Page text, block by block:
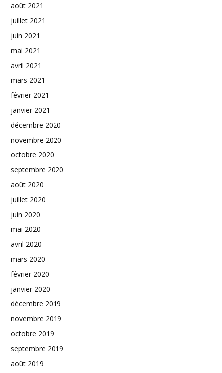
août 2021
juillet 2021
juin 2021
mai 2021
avril 2021
mars 2021
février 2021
janvier 2021
décembre 2020
novembre 2020
octobre 2020
septembre 2020
août 2020
juillet 2020
juin 2020
mai 2020
avril 2020
mars 2020
février 2020
janvier 2020
décembre 2019
novembre 2019
octobre 2019
septembre 2019
août 2019